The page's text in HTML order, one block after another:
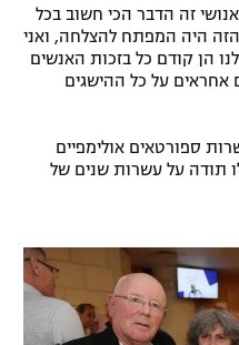
זה הדבר הכי חשוב בכל
היה המפתח להצלחה, ואני
הן קודם כל בזכות האנשים
על כל ההישגים
ספורטאים אולימפיים
תודה על עשרות שנים של